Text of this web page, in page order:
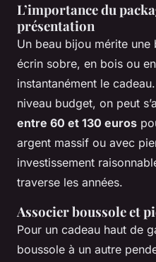
L’importance du
présentation
Un beau bijou mérite une
écrin sobre, en bois ou
instantanément le
niveau budget, on peut
entre 60 et 130 euros
argent massif ou avec
investissement
traverse les années.
Associer boussole et
Pour un cadeau haut de
boussole à un autre